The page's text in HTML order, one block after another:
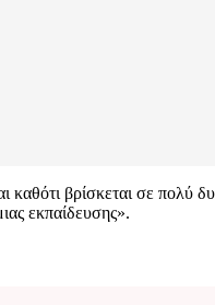
βρίσκεται σε
εκπαίδευσης».